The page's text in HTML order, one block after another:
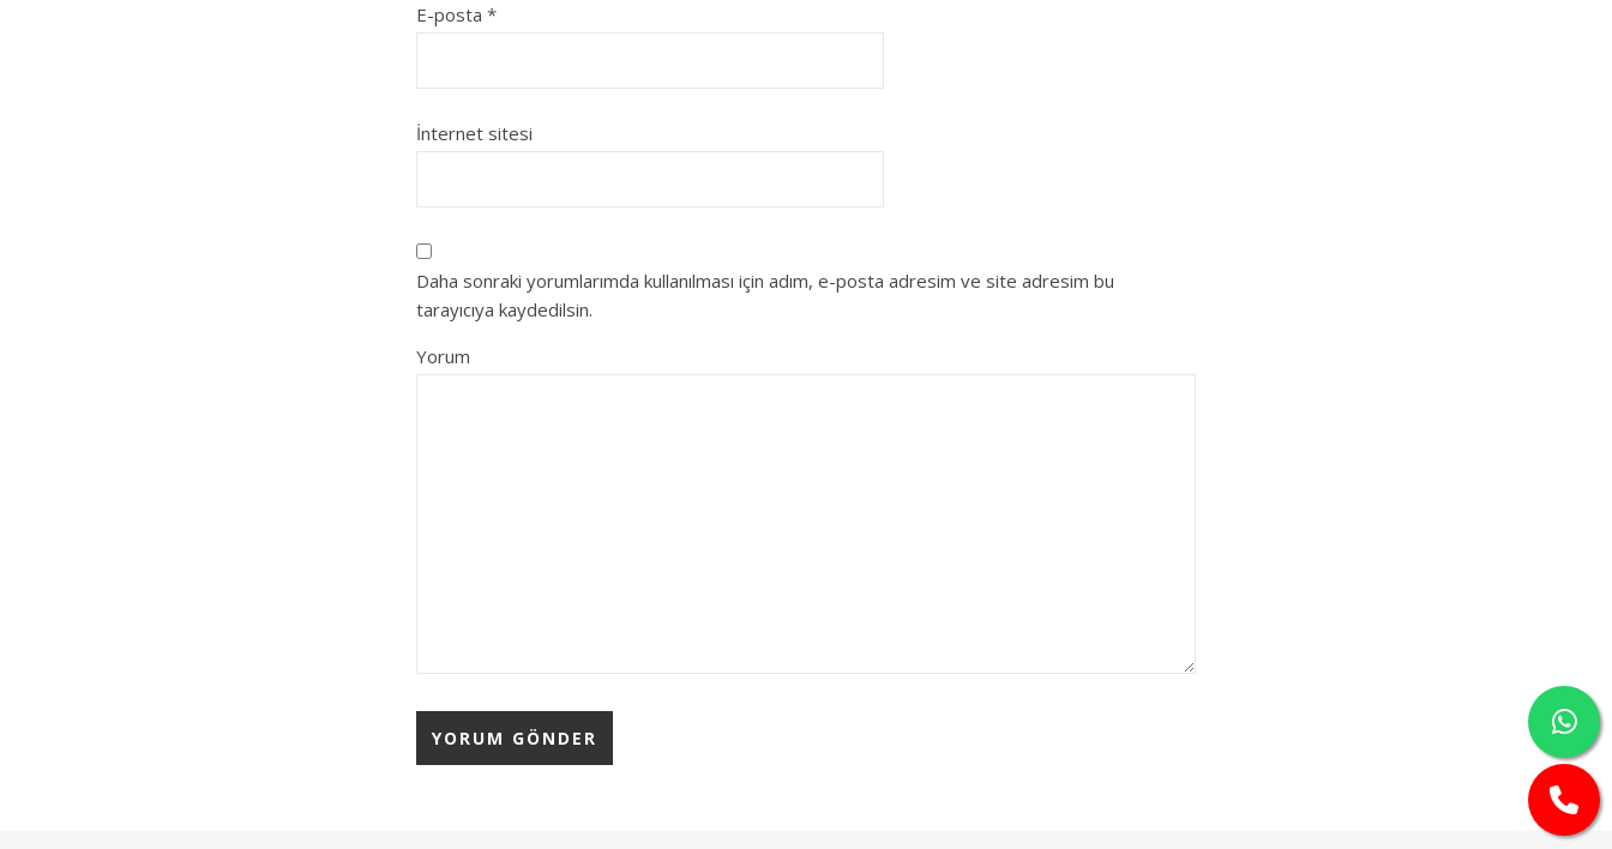
E-posta *
İnternet sitesi
Daha sonraki yorumlarımda kullanılması için adım, e-posta adresim ve site adresim bu
tarayıcıya kaydedilsin.
Yorum